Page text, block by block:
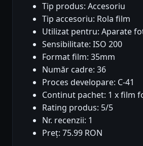
Tip produs: Accesoriu
Tip accesoriu: Rola film
Utilizat pentru: Aparate
Sensibilitate: ISO 200
Format film: 35mm
Număr cadre: 36
Proces developare: C-41
Continut pachet: 1 x film
Rating produs: 5/5
Nr. recenzii: 1
Preț: 75.99 RON